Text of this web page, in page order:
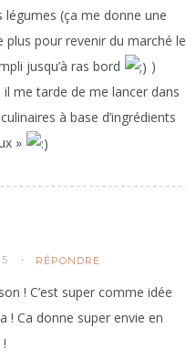
légumes (ça me donne une
plus pour revenir du marché le
jusqu’à ras bord
)
il me tarde de me lancer dans
à base d’ingrédients
»
RÉPONDRE
! C’est super comme idée
! Ca donne super envie en